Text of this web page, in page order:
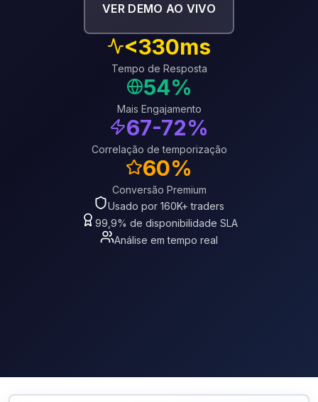
VER DEMO AO VIVO
<330ms
Tempo de Resposta
54%
Mais Engajamento
67-72%
Correlação de temporização
60%
Conversão Premium
Usado por 160K+ traders
99,9% de disponibilidade SLA
Análise em tempo real